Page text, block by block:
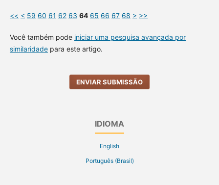
<< < 59 60 61 62 63 64 65 66 67 68 > >>
Você também pode iniciar uma pesquisa avançada por
similaridadepara este artigo.
ENVIAR SUBMISSÃO
IDIOMA
English
Português (Brasil)